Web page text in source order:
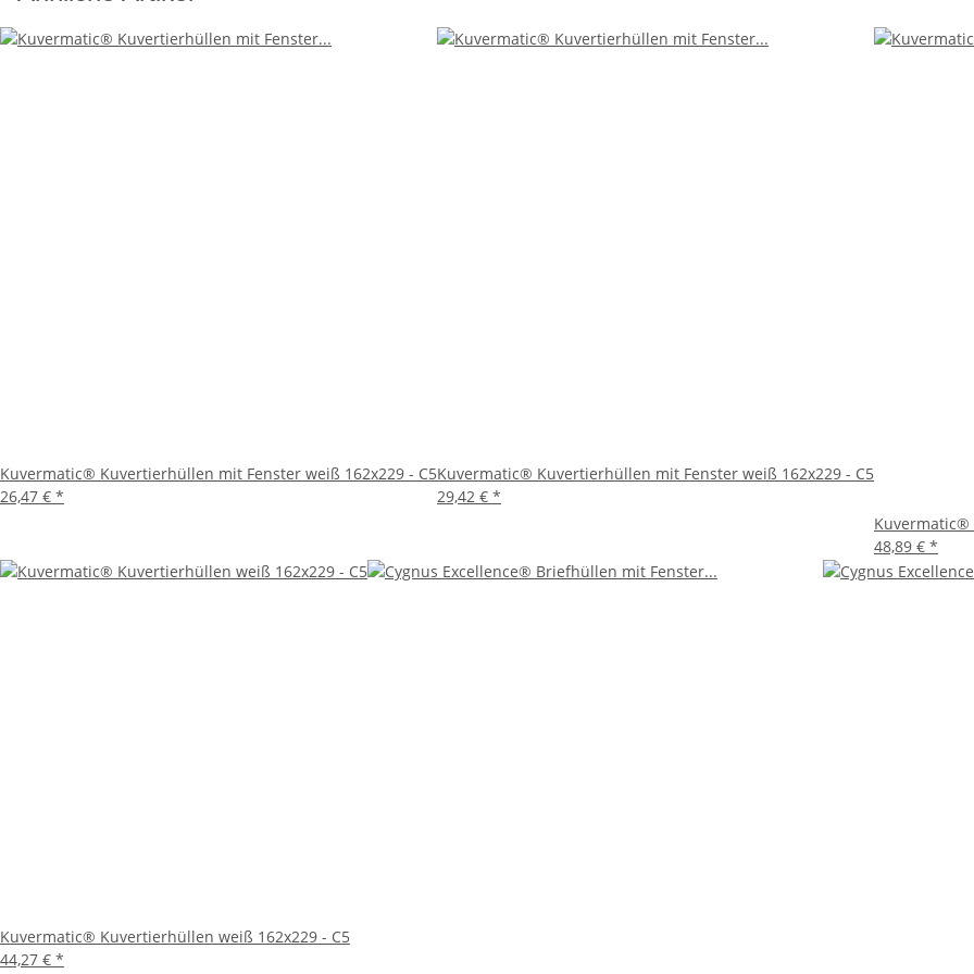
Die Kuvermatic® Schaufensterhüllen zeichnen sich durch ihre robuste und zuverlässige Qualität aus. Sie sind aus
Kuvermatic® Kuvertierhüllen mit Fenster weiß 162x229 - C5
26,47 € *
Kuvermatic® Kuvertierhüllen mit Fenster weiß 162x229 - C5
29,42 € *
Kuvermatic®
48,89 € *
Kuvermatic® Kuvertierhüllen weiß 162x229 - C5
44,27 € *